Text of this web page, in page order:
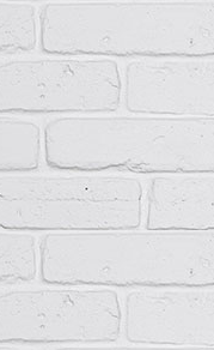
Ввод
Защиту всех
Нечастые (до 6
Возможность
Конструкция
Шкафы и щиты ПР11
устройства защиты и
выключатели
встраиваемом
НКУ типа ПР11
Вводные зажимы
В нижней части НКУ